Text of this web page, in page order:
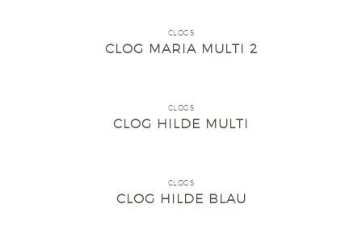
CLOGS
CLOG MARIA MULTI 2
CLOGS
CLOG HILDE MULTI
CLOGS
CLOG HILDE BLAU